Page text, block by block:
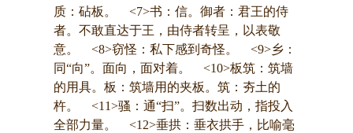
质：砧板。 <7>书：信。御者：君王的侍
者。不敢直达于王，由侍者转呈，以表敬
意。 <8>窃怪：私下感到奇怪。 <9>乡：
同“向”。面向，面对着。 <10>板筑：筑墙
的用具。板：筑墙用的夹板。筑：夯土的
杵。 <11>骚：通“扫”。扫数出动，指投入
全部力量。 <12>垂拱：垂衣拱手，比喻毫